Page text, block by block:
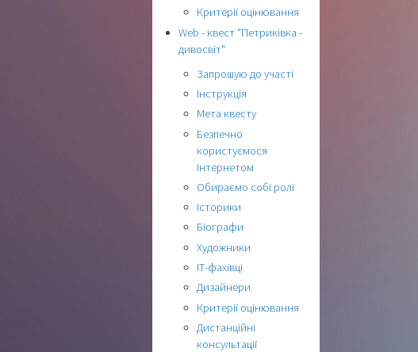
Критерії оцінювання
Web - квест "Петриківка -
дивосвіт"
Запрошую до участі
Інструкція
Мета квесту
Безпечно
користуємося
Інтернетом
Обираємо собі ролі
Історики
Біографи
Художники
ІТ-фахівці
Дизайнери
Критерії оцінювання
Дистанційні
консультації